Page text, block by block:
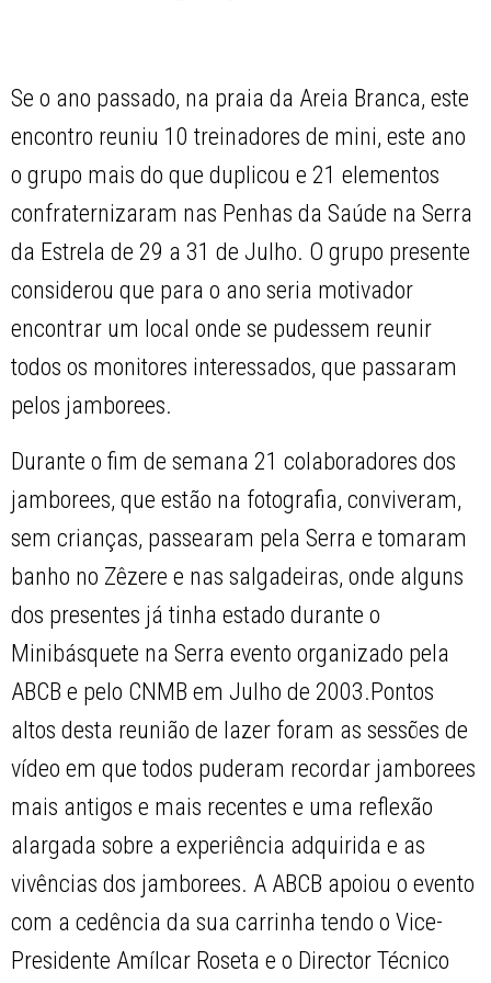
Se o ano passado, na praia da Areia Branca, este
encontro reuniu 10 treinadores de mini, este ano
o grupo mais do que duplicou e 21 elementos
confraternizaram nas Penhas da Saúde na Serra
da Estrela de 29 a 31 de Julho. O grupo presente
considerou que para o ano seria motivador
encontrar um local onde se pudessem reunir
todos os monitores interessados, que passaram
pelos jamborees.
Durante o fim de semana 21 colaboradores dos
jamborees, que estão na fotografia, conviveram,
sem crianças, passearam pela Serra e tomaram
banho no Zêzere e nas salgadeiras, onde alguns
dos presentes já tinha estado durante o
Minibásquete na Serra evento organizado pela
ABCB e pelo CNMB em Julho de 2003.Pontos
altos desta reunião de lazer foram as sessões de
vídeo em que todos puderam recordar jamborees
mais antigos e mais recentes e uma reflexão
alargada sobre a experiência adquirida e as
vivências dos jamborees. A ABCB apoiou o evento
com a cedência da sua carrinha tendo o Vice-
Presidente Amílcar Roseta e o Director Técnico